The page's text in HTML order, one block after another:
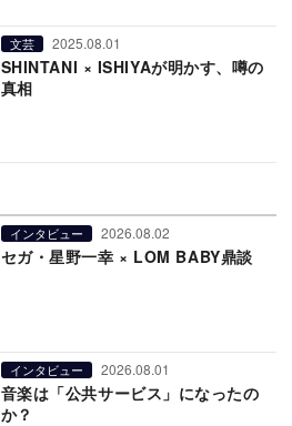
文芸 2025.08.01
SHINTANI × ISHIYAが明かす、噂の
真相
インタビュー 2026.08.02
セガ・星野一幸 × LOM BABY鼎談
インタビュー 2026.08.01
音楽は「公共サービス」になったの
か？